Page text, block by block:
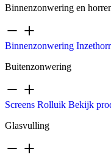
Binnenzonwering en
Binnenzonwering
Buitenzonwering
Screens Rolluik Bekijk
Glasvulling